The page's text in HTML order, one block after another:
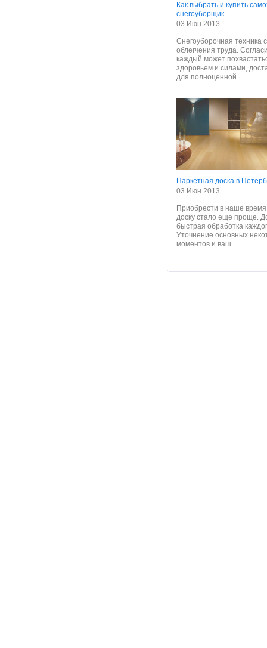
Как выбрать и купить
снегоуборщик
03 Июн 2013
Снегоуборочная техника
облегчения труда.
каждый может
здоровьем и силами,
для полноценной...
Паркетная доска в
03 Июн 2013
Приобрести в наше
доску стало еще проще.
быстрая обработка
Уточнение основных
моментов и ваш...